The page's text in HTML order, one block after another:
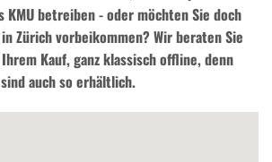
KMU betreiben - oder möchten Sie doch
Zürich vorbeikommen? Wir beraten Sie
Kauf, ganz klassisch offline, denn
auch so erhältlich.